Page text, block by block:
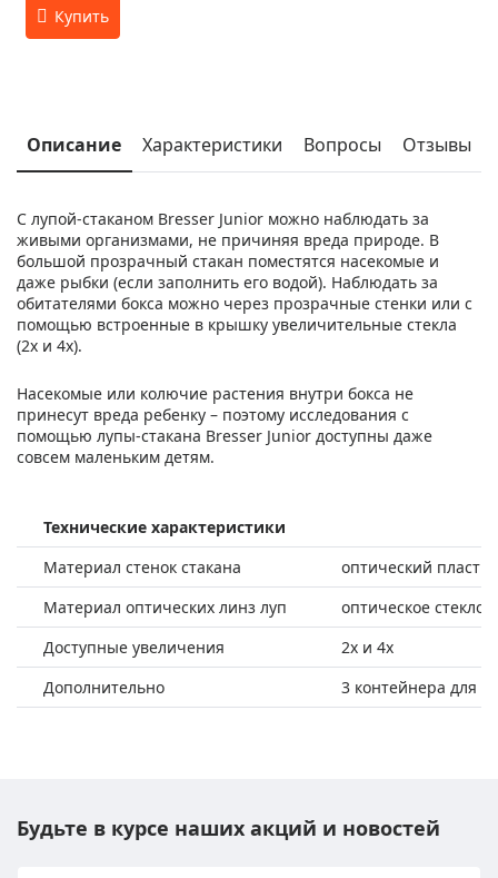
Описание Характеристики Вопросы Отзывы
С лупой-стаканом Bresser Junior можно наблюдать за
живыми организмами, не причиняя вреда природе. В
большой прозрачный стакан поместятся насекомые и
даже рыбки (если заполнить его водой). Наблюдать за
обитателями бокса можно через прозрачные стенки или с
помощью встроенные в крышку увеличительные стекла
(2х и 4х).
Насекомые или колючие растения внутри бокса не
принесут вреда ребенку – поэтому исследования с
помощью лупы-стакана Bresser Junior доступны даже
совсем маленьким детям.
Технические характеристики
Материал стенок стакана
оптический пластик
Материал оптических линз луп
оптическое стекло
Доступные увеличения
2х и 4х
Дополнительно
3 контейнера для
Будьте в курсе наших акций и новостей